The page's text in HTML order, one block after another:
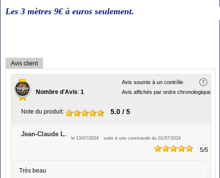
Les 3 mètres 9€ à euros seulement.
Avis client
Avis soumis à un contrôle
Avis affichés par ordre chronologique
Nombre d'Avis: 1
Note du produit: 5.0 / 5
Jean-Claude L.
le 13/07/2024 suite à une commande du 01/07/2024
5/5
Très beau